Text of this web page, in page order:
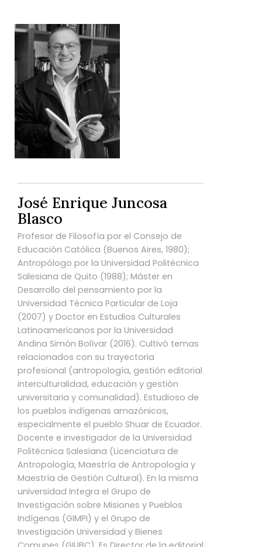
José Enrique Juncosa
Blasco
Profesor de Filosofía por el Consejo de
Educación Católica (Buenos Aires, 1980);
Antropólogo por la Universidad Politécnica
Salesiana de Quito (1988); Máster en
Desarrollo del pensamiento por la
Universidad Técnica Particular de Loja
(2007) y Doctor en Estudios Culturales
Latinoamericanos por la Universidad
Andina Simón Bolívar (2016). Cultivó temas
relacionados con su trayectoria
profesional (antropología, gestión editorial
interculturalidad, educación y gestión
universitaria y comunalidad). Estudioso de
los pueblos indígenas amazónicos,
especialmente el pueblo Shuar de Ecuador.
Docente e investigador de la Universidad
Politécnica Salesiana (Licenciatura de
Antropología, Maestría de Antropología y
Maestría de Gestión Cultural). En la misma
universidad Integra el Grupo de
Investigación sobre Misiones y Pueblos
Indígenas (GIMPI) y el Grupo de
Investigación Universidad y Bienes